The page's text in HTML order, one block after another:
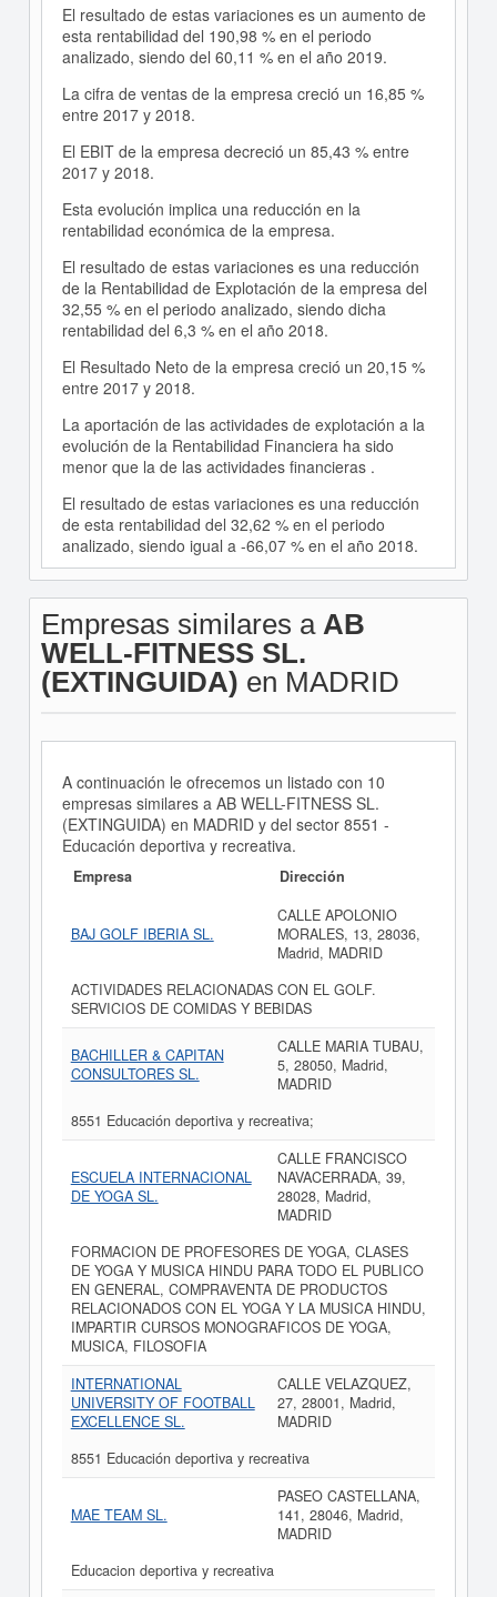
El resultado de estas variaciones es un aumento de
esta rentabilidad del 190,98 % en el periodo
analizado, siendo del 60,11 % en el año 2019.
La cifra de ventas de la empresa creció un 16,85 %
entre 2017 y 2018.
El EBIT de la empresa decreció un 85,43 % entre
2017 y 2018.
Esta evolución implica una reducción en la
rentabilidad económica de la empresa.
El resultado de estas variaciones es una reducción
de la Rentabilidad de Explotación de la empresa del
32,55 % en el periodo analizado, siendo dicha
rentabilidad del 6,3 % en el año 2018.
El Resultado Neto de la empresa creció un 20,15 %
entre 2017 y 2018.
La aportación de las actividades de explotación a la
evolución de la Rentabilidad Financiera ha sido
menor que la de las actividades financieras .
El resultado de estas variaciones es una reducción
de esta rentabilidad del 32,62 % en el periodo
analizado, siendo igual a -66,07 % en el año 2018.
Empresas similares a AB
WELL-FITNESS SL.
(EXTINGUIDA) en MADRID
A continuación le ofrecemos un listado con 10
empresas similares a AB WELL-FITNESS SL.
(EXTINGUIDA) en MADRID y del sector 8551 -
Educación deportiva y recreativa.
Empresa Dirección
BAJ GOLF IBERIA SL.
CALLE APOLONIO
MORALES, 13, 28036,
Madrid, MADRID
ACTIVIDADES RELACIONADAS CON EL GOLF.
SERVICIOS DE COMIDAS Y BEBIDAS
BACHILLER & CAPITAN
CONSULTORES SL.
CALLE MARIA TUBAU,
5, 28050, Madrid,
MADRID
8551 Educación deportiva y recreativa;
ESCUELA INTERNACIONAL
DE YOGA SL.
CALLE FRANCISCO
NAVACERRADA, 39,
28028, Madrid,
MADRID
FORMACION DE PROFESORES DE YOGA, CLASES
DE YOGA Y MUSICA HINDU PARA TODO EL PUBLICO
EN GENERAL, COMPRAVENTA DE PRODUCTOS
RELACIONADOS CON EL YOGA Y LA MUSICA HINDU,
IMPARTIR CURSOS MONOGRAFICOS DE YOGA,
MUSICA, FILOSOFIA
INTERNATIONAL
UNIVERSITY OF FOOTBALL
EXCELLENCE SL.
CALLE VELAZQUEZ,
27, 28001, Madrid,
MADRID
8551 Educación deportiva y recreativa
MAE TEAM SL.
PASEO CASTELLANA,
141, 28046, Madrid,
MADRID
Educacion deportiva y recreativa